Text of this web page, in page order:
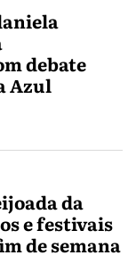
debate
Azul
da
e festivais
de semana